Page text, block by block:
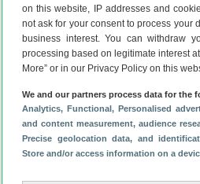
on this website, IP addresses and
not ask for your consent to process your
business interest. You can withdraw
processing based on legitimate interest
More” or in our Privacy Policy on this
We and our partners process data for the
Analytics, Functional, Personalised
and content measurement, audience
Precise geolocation data, and
Store and/or access information on a
Reageer
Fabrikanten Motorola